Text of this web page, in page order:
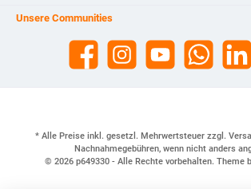
Unsere Communities
* Alle Preise inkl. gesetzl. Mehrwertsteuer zzgl.
Nachnahmegebühren, wenn nicht anders
© 2026 p649330 - Alle Rechte vorbehalten. Theme